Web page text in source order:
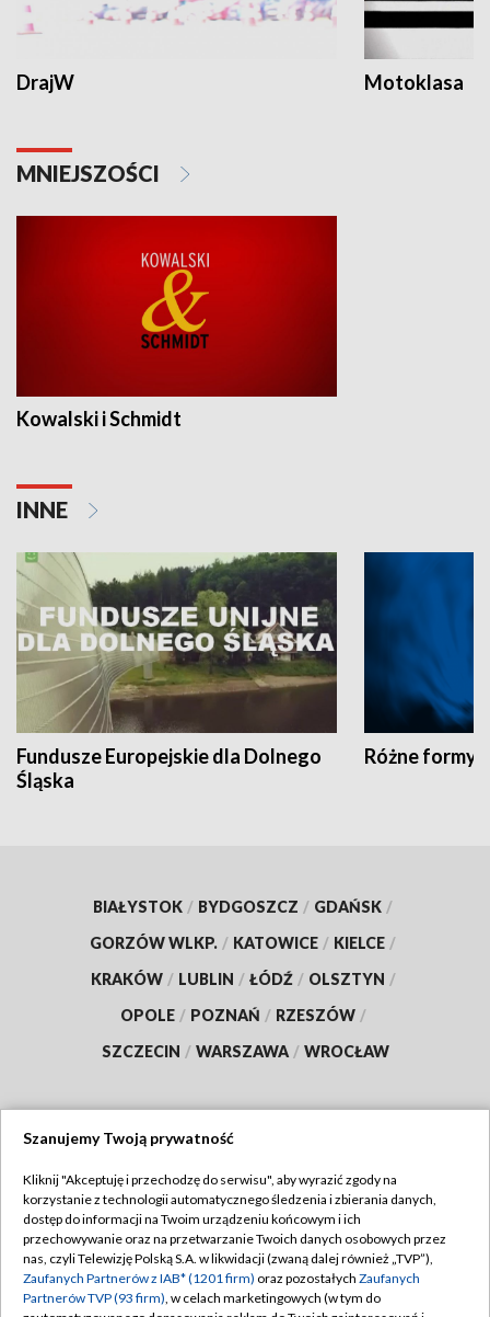
DrajW Motoklasa
MNIEJSZOŚCI
Kowalski i Schmidt
INNE
Fundusze Europejskie dla Dolnego
Śląska
Różne formy
BIAŁYSTOK / BYDGOSZCZ / GDAŃSK /
GORZÓW WLKP. / KATOWICE / KIELCE /
KRAKÓW / LUBLIN / ŁÓDŹ / OLSZTYN /
OPOLE / POZNAŃ / RZESZÓW /
SZCZECIN / WARSZAWA / WROCŁAW
TVP
Abonament TVP
Emisja w TVP
Centrum informacji TVP
Regulamin TVP
Polityka prywatności
Szanujemy Twoją prywatność
Kliknij "Akceptuję i przechodzę do serwisu", aby wyrazić zgody na
korzystanie z technologii automatycznego śledzenia i zbierania danych,
dostęp do informacji na Twoim urządzeniu końcowym i ich
przechowywanie oraz na przetwarzanie Twoich danych osobowych przez
nas, czyli Telewizję Polską S.A. w likwidacji (zwaną dalej również „TVP”),
Zaufanych Partnerów z IAB* (1201 firm) oraz pozostałych Zaufanych
Partnerów TVP (93 firm), w celach marketingowych (w tym do